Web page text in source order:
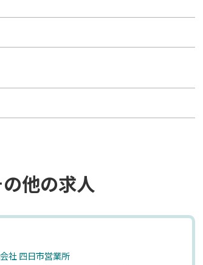
他の求人
社 四日市営業所